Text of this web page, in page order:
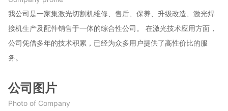
我公司是一家集激光切割机维修、售后、保养、升级改造、激光焊
接机生产及配件销售于一体的综合性公司。 在激光技术应用方面，
公司凭借多年的技术积累，已经为众多用户提供了高性价比的服
务。
公司图片
Photo of Company